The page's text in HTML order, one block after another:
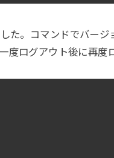
た。コマンドでバージ
度ログアウト後に再度